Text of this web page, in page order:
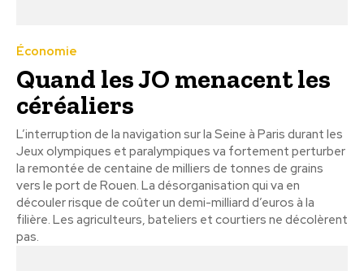
Économie
Quand les JO menacent les
céréaliers
L’interruption de la navigation sur la Seine à Paris durant les
Jeux olympiques et paralympiques va fortement perturber
la remontée de centaine de milliers de tonnes de grains
vers le port de Rouen. La désorganisation qui va en
découler risque de coûter un demi-milliard d’euros à la
filière. Les agriculteurs, bateliers et courtiers ne décolèrent
pas.